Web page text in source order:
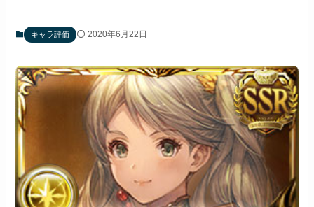
キャラ評価 2020年6月22日